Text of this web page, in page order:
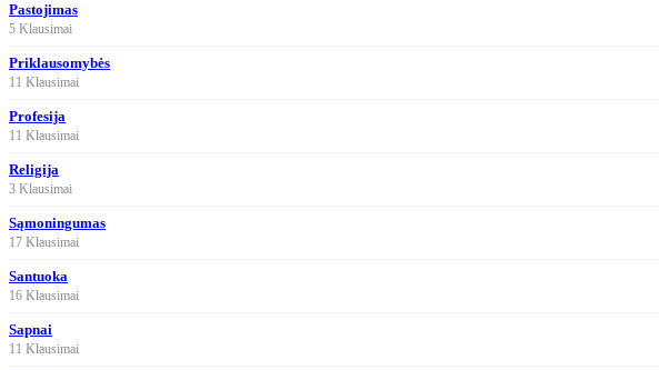
Pastojimas
5 Klausimai
Priklausomybės
11 Klausimai
Profesija
11 Klausimai
Religija
3 Klausimai
Sąmoningumas
17 Klausimai
Santuoka
16 Klausimai
Sapnai
11 Klausimai